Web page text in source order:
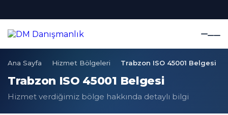
Ana Sayfa Hizmet Bölgeleri Trabzon ISO 45001 Belgesi
Trabzon ISO 45001 Belgesi
Hizmet verdiğimiz bölge hakkında detaylı bilgi